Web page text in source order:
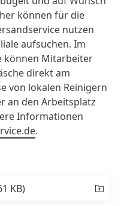
können für die
nutzen
aufsuchen. Im
können Mitarbeiter
direkt am
von lokalen Reinigern
an den Arbeitsplatz
Informationen
.
KB)